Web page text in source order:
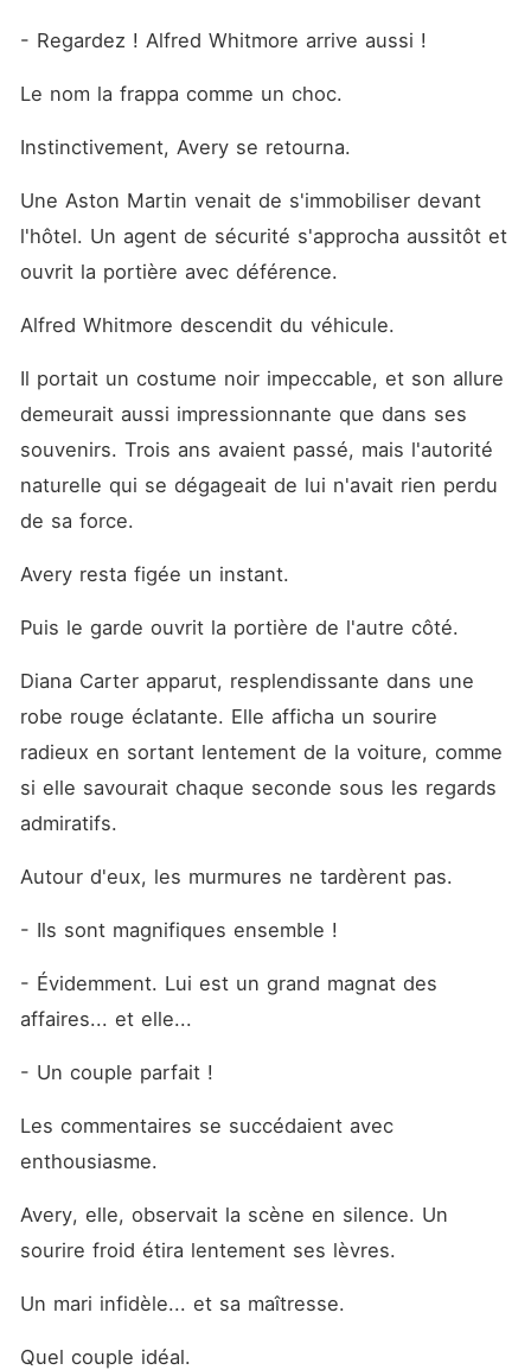
- Regardez ! Alfred Whitmore arrive aussi !
Le nom la frappa comme un choc.
Instinctivement, Avery se retourna.
Une Aston Martin venait de s'immobiliser devant
l'hôtel. Un agent de sécurité s'approcha aussitôt et
ouvrit la portière avec déférence.
Alfred Whitmore descendit du véhicule.
Il portait un costume noir impeccable, et son allure
demeurait aussi impressionnante que dans ses
souvenirs. Trois ans avaient passé, mais l'autorité
naturelle qui se dégageait de lui n'avait rien perdu
de sa force.
Avery resta figée un instant.
Puis le garde ouvrit la portière de l'autre côté.
Diana Carter apparut, resplendissante dans une
robe rouge éclatante. Elle afficha un sourire
radieux en sortant lentement de la voiture, comme
si elle savourait chaque seconde sous les regards
admiratifs.
Autour d'eux, les murmures ne tardèrent pas.
- Ils sont magnifiques ensemble !
- Évidemment. Lui est un grand magnat des
affaires... et elle...
- Un couple parfait !
Les commentaires se succédaient avec
enthousiasme.
Avery, elle, observait la scène en silence. Un
sourire froid étira lentement ses lèvres.
Un mari infidèle... et sa maîtresse.
Quel couple idéal.